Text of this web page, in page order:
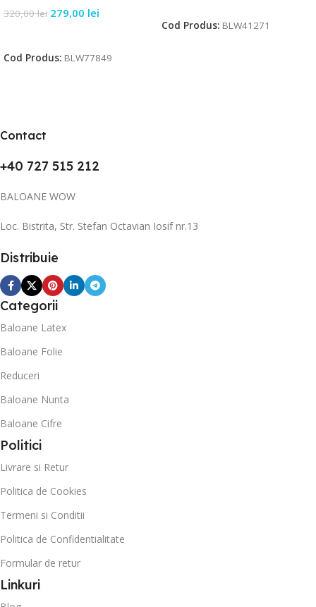
320,00lei 279,00 lei
Cod Produs: BLW77849
Cod Produs: BLW41271
Contact
+40 727 515 212
BALOANE WOW
Loc. Bistrita, Str. Stefan Octavian Iosif nr.13
Distribuie
Categorii
Baloane Latex
Baloane Folie
Reduceri
Baloane Nunta
Baloane Cifre
Politici
Livrare si Retur
Politica de Cookies
Termeni si Conditii
Politica de Confidentialitate
Formular de retur
Linkuri